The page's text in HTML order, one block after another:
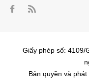
Giấy phép số: 4109/
Bản quyền và